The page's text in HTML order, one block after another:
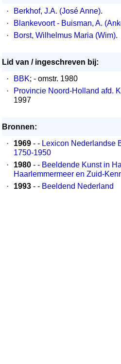
·
Berkhof, J.A. (José Anne).
·
Blankevoort - Buisman, A.
·
Borst, Wilhelmus Maria (Wim).
Lid van / ingeschreven bij:
·
BBK; - omstr. 1980
·
Provincie Noord-Holland afd.
1997
Bronnen:
·
1969 - - Lexicon Nederlandse
1750-1950
·
1980 - - Beeldende Kunst in
Haarlemmermeer en Zuid-
·
1993 - - Beeldend Nederland